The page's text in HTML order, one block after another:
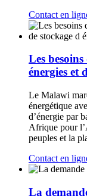
Contact en
Les
énergies et
Le Malawi
énergétique
d’énergie par
Afrique pour
peuples et la
Contact en
La